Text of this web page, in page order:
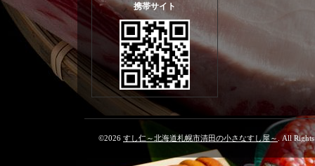
携帯サイト
©2026 すし仁～北海道札幌市清田の小さなすし屋～ . All